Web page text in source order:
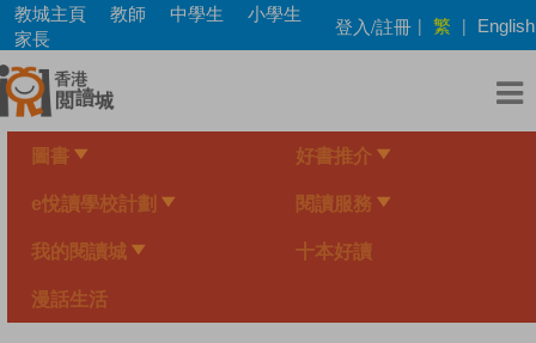
Skip
main
content
教城主頁 教師 中學生
小學生
家長
登入/註冊 | 繁 | English
圖書 好書推介
e悅讀學校計劃 閱讀服務
我的閱讀城 十本好讀
漫話生活